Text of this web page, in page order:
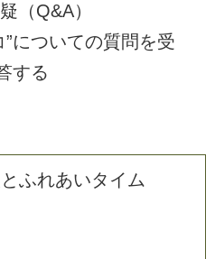
（Q&A）
についての質問を受
する
ふれあいタイム